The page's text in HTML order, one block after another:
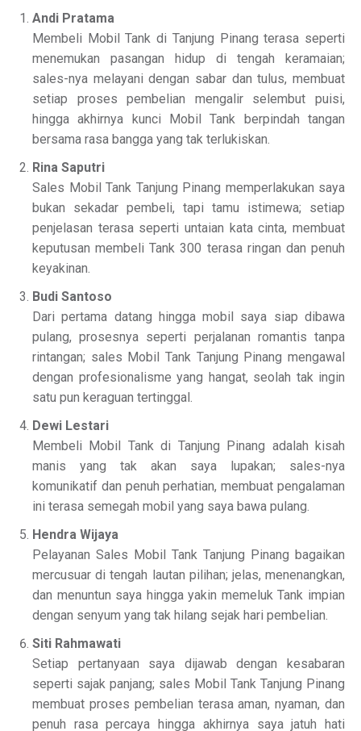
Andi Pratama
Membeli Mobil Tank di Tanjung Pinang terasa seperti
menemukan pasangan hidup di tengah keramaian;
sales-nya melayani dengan sabar dan tulus, membuat
setiap proses pembelian mengalir selembut puisi,
hingga akhirnya kunci Mobil Tank berpindah tangan
bersama rasa bangga yang tak terlukiskan.
Rina Saputri
Sales Mobil Tank Tanjung Pinang memperlakukan saya
bukan sekadar pembeli, tapi tamu istimewa; setiap
penjelasan terasa seperti untaian kata cinta, membuat
keputusan membeli Tank 300 terasa ringan dan penuh
keyakinan.
Budi Santoso
Dari pertama datang hingga mobil saya siap dibawa
pulang, prosesnya seperti perjalanan romantis tanpa
rintangan; sales Mobil Tank Tanjung Pinang mengawal
dengan profesionalisme yang hangat, seolah tak ingin
satu pun keraguan tertinggal.
Dewi Lestari
Membeli Mobil Tank di Tanjung Pinang adalah kisah
manis yang tak akan saya lupakan; sales-nya
komunikatif dan penuh perhatian, membuat pengalaman
ini terasa semegah mobil yang saya bawa pulang.
Hendra Wijaya
Pelayanan Sales Mobil Tank Tanjung Pinang bagaikan
mercusuar di tengah lautan pilihan; jelas, menenangkan,
dan menuntun saya hingga yakin memeluk Tank impian
dengan senyum yang tak hilang sejak hari pembelian.
Siti Rahmawati
Setiap pertanyaan saya dijawab dengan kesabaran
seperti sajak panjang; sales Mobil Tank Tanjung Pinang
membuat proses pembelian terasa aman, nyaman, dan
penuh rasa percaya hingga akhirnya saya jatuh hati